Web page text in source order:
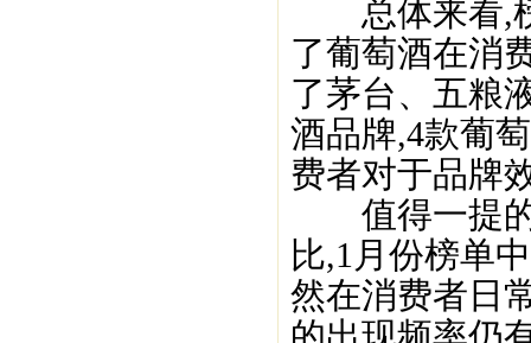
总体来看,榜
了葡萄酒在消
了茅台、五粮
酒品牌,4款葡
费者对于品牌
值得一提的
比,1月份榜单
然在消费者日